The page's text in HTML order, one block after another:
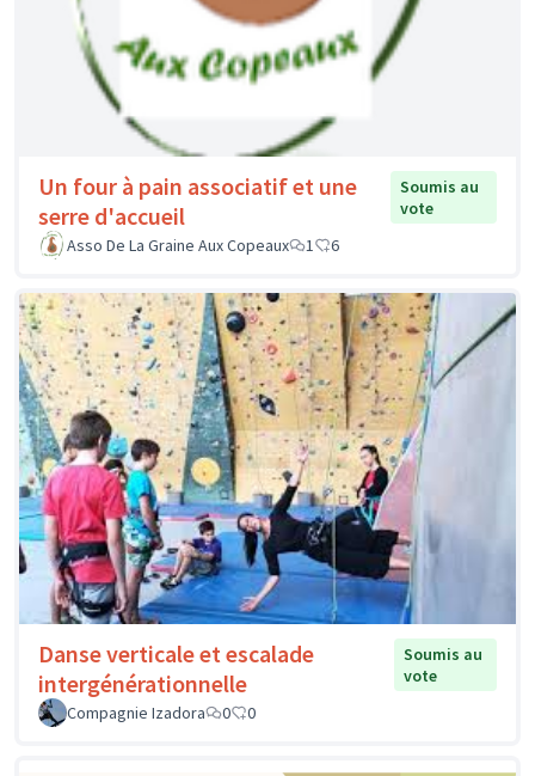
Un four à pain associatif et une
serre d'accueil
Soumis au
vote
Asso De La Graine Aux Copeaux
1 6
Danse verticale et escalade
intergénérationnelle
Soumis au
vote
Compagnie Izadora
0 0